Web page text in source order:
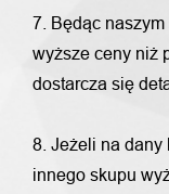
7. Będąc naszym
wyższe ceny niż
dostarcza się
8. Jeżeli na dany
innego skupu